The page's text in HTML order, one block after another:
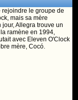
rejoindre le groupe de
mais sa mère
Allegra trouve un
ramène en 1994,
avec Eleven O'Clock
mère, Cocó.